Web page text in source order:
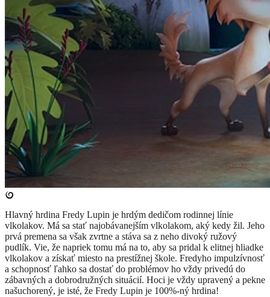
Hlavný hrdina Fredy Lupin je hrdým dedičom rodinnej línie
vlkolakov. Má sa stať najobávanejším vlkolakom, aký kedy žil. Jeho
prvá premena sa však zvrtne a stáva sa z neho divoký ružový
pudlík. Vie, že napriek tomu má na to, aby sa pridal k elitnej hliadke
vlkolakov a získať miesto na prestížnej škole. Fredyho impulzívnosť
a schopnosť ľahko sa dostať do problémov ho vždy privedú do
zábavných a dobrodružných situácií. Hoci je vždy upravený a pekne
našuchorený, je isté, že Fredy Lupin je 100%-ný hrdina!